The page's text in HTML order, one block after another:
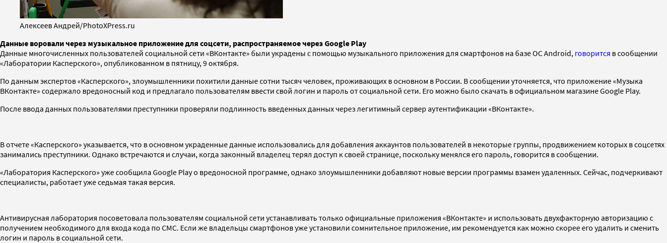
Алексеев Андрей/PhotoXPress.ru
Данные воровали через музыкальное приложение для соцсети, распространяемое через Google Play
Данные многочисленных пользователей социальной сети «ВКонтакте» были украдены с помощью музыкального приложения для смартфонов на базе ОС Android, говорится в сообщении
«Лаборатории Касперского», опубликованном в пятницу, 9 октября.
По данным экспертов «Касперского», злоумышленники похитили данные сотни тысяч человек, проживающих в основном в России. В сообщении уточняется, что приложение «Музыка
ВКонтакте» содержало вредоносный код и предлагало пользователям ввести свой логин и пароль от социальной сети. Его можно было скачать в официальном магазине Google Play.
После ввода данных пользователями преступники проверяли подлинность введенных данных через легитимный сервер аутентификации «ВКонтакте».
В отчете «Касперского» указывается, что в основном украденные данные использовались для добавления аккаунтов пользователей в некоторые группы, продвижением которых в соцсетях
занимались преступники. Однако встречаются и случаи, когда законный владелец терял доступ к своей странице, поскольку менялся его пароль, говорится в сообщении.
«Лаборатория Касперского» уже сообщила Google Play о вредоносной программе, однако злоумышленники добавляют новые версии программы взамен удаленных. Сейчас, подчеркивают
специалисты, работает уже седьмая такая версия.
Антивирусная лаборатория посоветовала пользователям социальной сети устанавливать только официальные приложения «ВКонтакте» и использовать двухфакторную авторизацию с
получением необходимого для входа кода по СМС. Если же владельцы смартфонов уже установили сомнительное приложение, им рекомендуется как можно скорее его удалить и сменить
логин и пароль в социальной сети.